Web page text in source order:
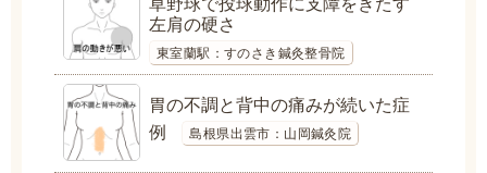
左肩の硬さ
東室蘭駅：すのさき鍼灸整骨院
胃の不調と背中の痛みが続いた症
例
島根県出雲市：山岡鍼灸院